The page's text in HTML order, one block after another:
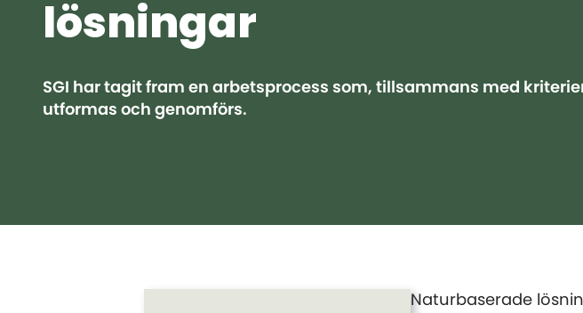
lösningar
SGI har tagit fram en arbetsprocess som, tillsammans med
utformas och genomförs.
Naturbaserade